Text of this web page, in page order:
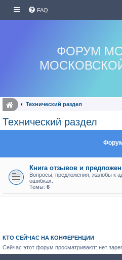
FAQ
ФОРУМ
Технический раздел
Технический раздел
Книга отзывов и
Вопросы, предложения, жалобы к
ошибках.
Темы: 6
КТО СЕЙЧАС НА КОНФЕРЕНЦИИ
Сейчас этот форум просматривают: нет